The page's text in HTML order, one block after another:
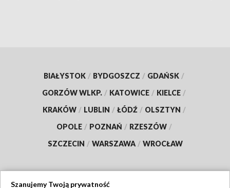
BIAŁYSTOK / BYDGOSZCZ / GDAŃSK /
GORZÓW WLKP. / KATOWICE / KIELCE /
KRAKÓW / LUBLIN / ŁÓDŹ / OLSZTYN /
OPOLE / POZNAŃ / RZESZÓW /
SZCZECIN / WARSZAWA / WROCŁAW
Szanujemy Twoją prywatność